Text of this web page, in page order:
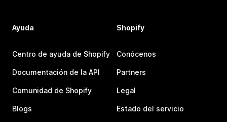
Ayuda
Centro de ayuda de Shopify
Documentación de la API
Comunidad de Shopify
Blogs
Shopify
Conócenos
Partners
Legal
Estado del servicio